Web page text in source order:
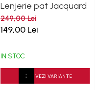
Lenjerie pat Jacquard
Sateen Stripe Ivory
300TC
249,00 Lei
149,00 Lei
IN STOC
VEZI VARIANTE